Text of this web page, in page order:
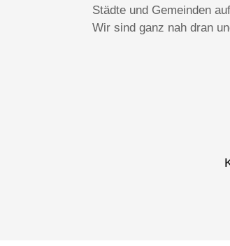
Städte und Gemeinden
Wir sind ganz nah dran